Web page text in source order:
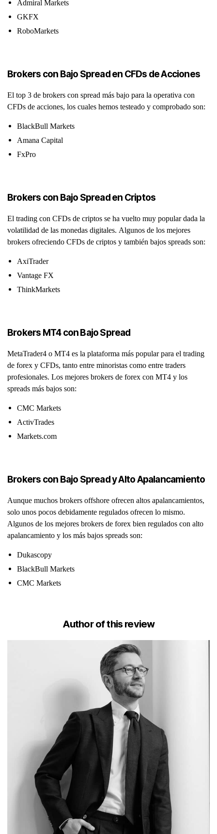
Admiral Markets
GKFX
RoboMarkets
Brokers con Bajo Spread en CFDs de Acciones
El top 3 de brokers con spread más bajo para la operativa con
CFDs de acciones, los cuales hemos testeado y comprobado son:
BlackBull Markets
Amana Capital
FxPro
Brokers con Bajo Spread en Criptos
El trading con CFDs de criptos se ha vuelto muy popular dada la
volatilidad de las monedas digitales. Algunos de los mejores
brokers ofreciendo CFDs de criptos y también bajos spreads son:
AxiTrader
Vantage FX
ThinkMarkets
Brokers MT4 con Bajo Spread
MetaTrader4 o MT4 es la plataforma más popular para el trading
de forex y CFDs, tanto entre minoristas como entre traders
profesionales. Los mejores brokers de forex con MT4 y los
spreads más bajos son:
CMC Markets
ActivTrades
Markets.com
Brokers con Bajo Spread y Alto Apalancamiento
Aunque muchos brokers offshore ofrecen altos apalancamientos,
solo unos pocos debidamente regulados ofrecen lo mismo.
Algunos de los mejores brokers de forex bien regulados con alto
apalancamiento y los más bajos spreads son:
Dukascopy
BlackBull Markets
CMC Markets
Author of this review